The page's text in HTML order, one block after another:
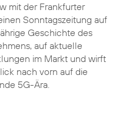
mit der Frankfurter
Sonntagszeitung auf
Geschichte des
auf aktuelle
im Markt und wirft
nach vorn auf die
5G-Ära.